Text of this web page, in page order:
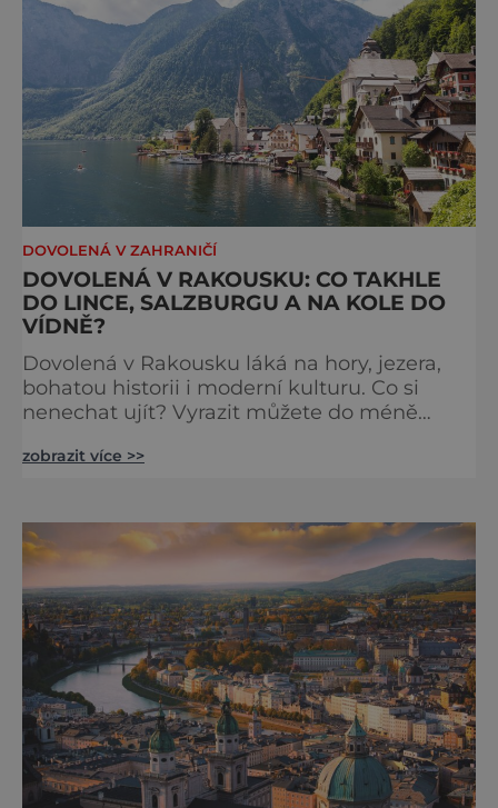
DOVOLENÁ V ZAHRANIČÍ
DOVOLENÁ V RAKOUSKU: CO TAKHLE
DO LINCE, SALZBURGU A NA KOLE DO
VÍDNĚ?
Dovolená v Rakousku láká na hory, jezera,
bohatou historii i moderní kulturu. Co si
nenechat ujít? Vyrazit můžete do méně
lokalit, tak si pojďme pár z nich představit.
do Salzburgu přes Linz. Poznáte nejen
krásná města a úchvatné památky, ale
navštívíte i jedinečno
zobrazit více >>